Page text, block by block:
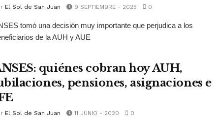
El Sol de San Juan 9 SEPTIEMBRE - 2025 0
tomó una decisión muy importante que perjudica a los
de la AUH y AUE
quiénes cobran hoy AUH,
pensiones, asignaciones e
El Sol de San Juan 11 JUNIO - 2020 0